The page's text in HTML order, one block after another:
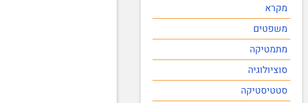
מקרא
משפטים
מתמטיקה
סוציולוגיה
סטטיסטיקה